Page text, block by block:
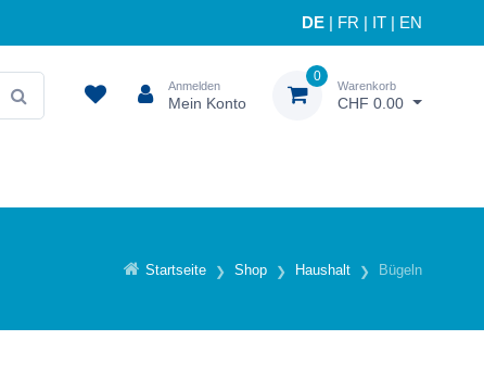
DE FR IT EN
Anmelden
Mein Konto
0
Warenkorb
CHF 0.00
Startseite Shop Haushalt Bügeln